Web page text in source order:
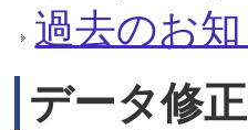
過去のお
データ修